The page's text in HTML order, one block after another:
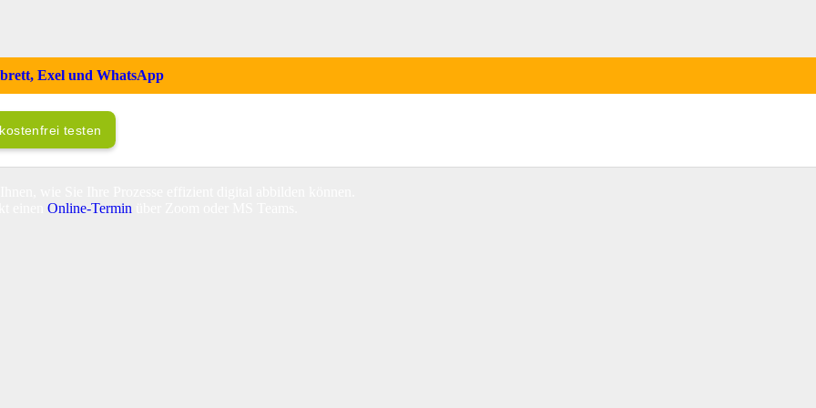
Exel und WhatsApp
testen
Online-Termin